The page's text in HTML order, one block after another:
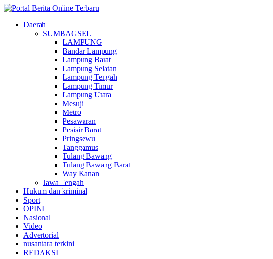
Daerah
SUMBAGSEL
LAMPUNG
Bandar Lampung
Lampung Barat
Lampung Selatan
Lampung Tengah
Lampung Timur
Lampung Utara
Mesuji
Metro
Pesawaran
Pesisir Barat
Pringsewu
Tanggamus
Tulang Bawang
Tulang Bawang Barat
Way Kanan
Jawa Tengah
Hukum dan kriminal
Sport
OPINI
Nasional
Video
Advertorial
nusantara terkini
REDAKSI